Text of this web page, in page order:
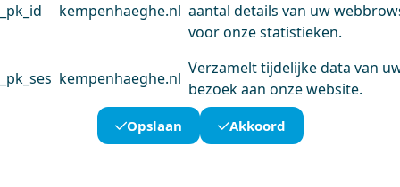
_pk_id kempenhaeghe.nl aantal details van uw
voor onze statistieken.
_pk_ses kempenhaeghe.nl
Verzamelt tijdelijke data van
bezoek aan onze website.
Opslaan Akkoord